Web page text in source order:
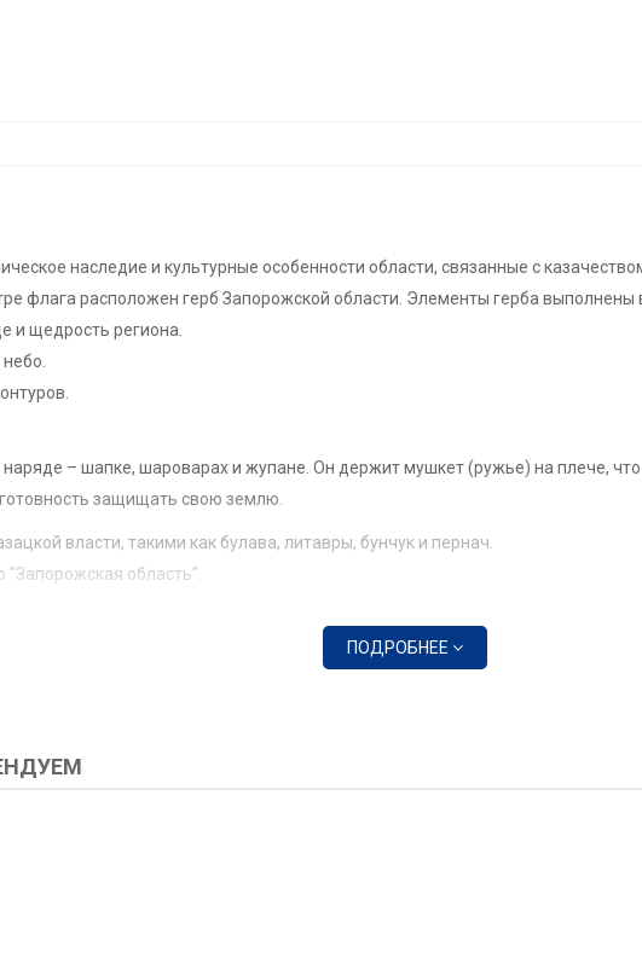
наследие и культурные особенности области, связанные с
флага расположен герб Запорожской области. Элементы герба
и щедрость региона.
– шапке, шароварах и жупане. Он держит мушкет (ружье) на плече,
защищать свою землю.
власти, такими как булава, литавры, бунчук и пернач.
область".
тесно связана с историей региона. Запорожская область является
известных геральдических традициях запорожского войска.
символа, подчеркивающего историческую тяготность и уникальность
разнообразные локальные символы, которые выглядели менее
ПОДРОБНЕЕ